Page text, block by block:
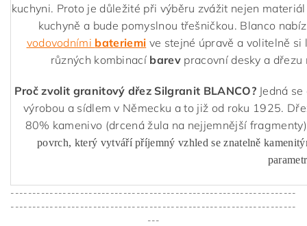
kuchyni. Proto je důležité při výběru zvážit nejen
kuchyně a bude pomyslnou třešničkou. Blanco
vodovodními bateriemi ve stejné úpravě a volitelně
různých kombinací barev pracovní desky a dřezu
Proč zvolit granitový dřez Silgranit BLANCO? Jedná
výrobou a sídlem v Německu a to již od roku 1925.
80% kamenivo (drcená žula na nejjemnější
povrch, který vytváří příjemný vzhled se znatelně
------------------------------------------------------------------
------------------------------------------------------------------
---